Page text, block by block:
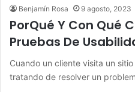
Benjamín Rosa 9 agosto, 2023
PorQué Y Con Qué
Pruebas De
Cuando un cliente visita un
tratando de resolver un